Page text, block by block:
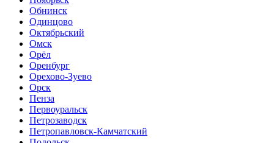
Обнинск
Одинцово
Октябрьский
Омск
Орёл
Оренбург
Орехово-Зуево
Орск
Пенза
Первоуральск
Петрозаводск
Петропавловск-Камчатский